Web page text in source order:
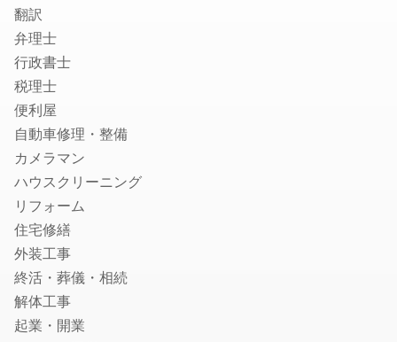
ムカデ・ヤスデ・ゲジゲジ駆除
水のトラブル
水道のつまり修理
浄水器の取付・交換
水道蛇口交換
水道の水漏れ修理
シャワーヘッド・シャワーホースの交換
トイレの故障・修理
蛇口の水漏れ修理
トイレのつまり修理
お風呂の排水口つまり修理
壁ピタ水栓・洗濯機蛇口の交換
翻訳
弁理士
行政書士
税理士
便利屋
自動車修理・整備
カメラマン
ハウスクリーニング
リフォーム
住宅修繕
外装工事
終活・葬儀・相続
解体工事
起業・開業